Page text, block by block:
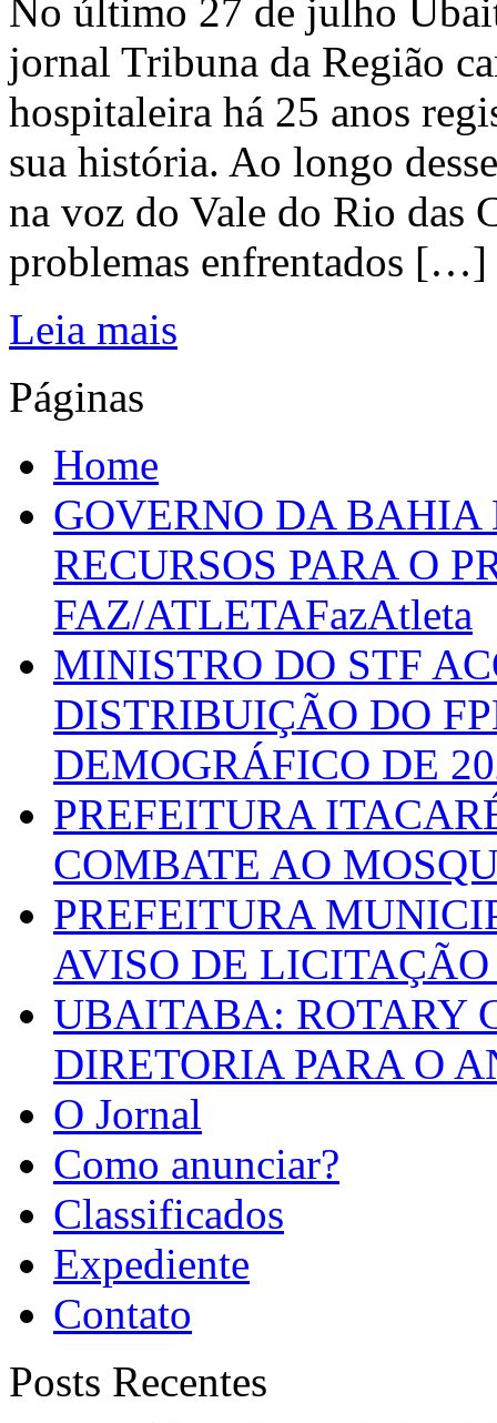
No último 27 de julho
jornal Tribuna da Região
hospitaleira há 25 anos
sua história. Ao longo
na voz do Vale do Rio das
problemas enfrentados […]
Leia mais
Páginas
Home
GOVERNO DA
RECURSOS PARA O
FAZ/ATLETAFazAtleta
MINISTRO DO STF
DISTRIBUIÇÃO DO
DEMOGRÁFICO DE
PREFEITURA
COMBATE AO
PREFEITURA
AVISO DE LICITAÇÃO
UBAITABA: ROTARY
DIRETORIA PARA O
O Jornal
Como anunciar?
Classificados
Expediente
Contato
Posts Recentes